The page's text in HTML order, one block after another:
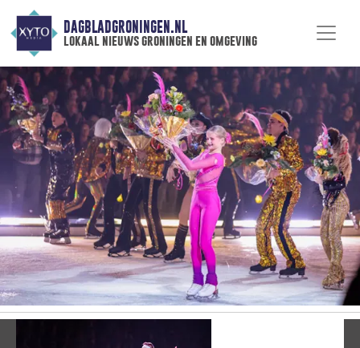
DAGBLADGRONINGEN.NL
lokaal nieuws groningen en omgeving